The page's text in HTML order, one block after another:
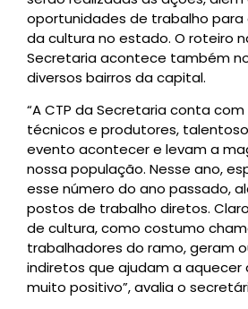
oportunidades de trabalho para
da cultura no estado. O roteiro
Secretaria acontece também
diversos bairros da capital.
“A CTP da Secretaria conta
técnicos e produtores,
evento acontecer e levam a
nossa população. Nesse ano,
esse número do ano passado,
postos de trabalho diretos.
de cultura, como costumo
trabalhadores do ramo, geram
indiretos que ajudam a aquecer
muito positivo”, avalia o